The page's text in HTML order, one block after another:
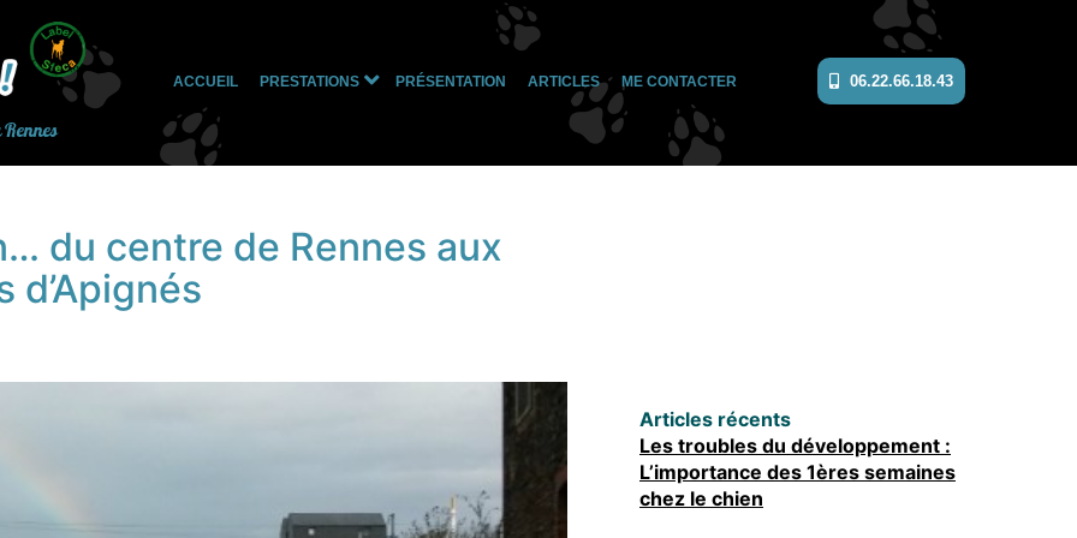
ACCUEIL PRESTATIONS
Ouvrir
menu
PRÉSENTATION ARTICLES ME CONTACTER 06.22.66.18.43
du centre de Rennes aux
d’Apignés
Articles récents
Les troubles du développement :
L’importance des 1ères semaines
chez le chien